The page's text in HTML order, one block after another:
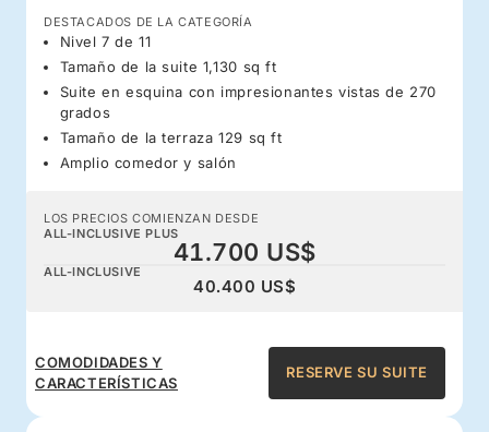
DESTACADOS DE LA CATEGORÍA
Nivel 7 de 11
Tamaño de la suite 1,130 sq ft
Suite en esquina con impresionantes vistas de 270
grados
Tamaño de la terraza 129 sq ft
Amplio comedor y salón
LOS PRECIOS COMIENZAN DESDE
ALL-INCLUSIVE PLUS
41.700 US$
ALL-INCLUSIVE
40.400 US$
COMODIDADES Y
CARACTERÍSTICAS
RESERVE SU SUITE